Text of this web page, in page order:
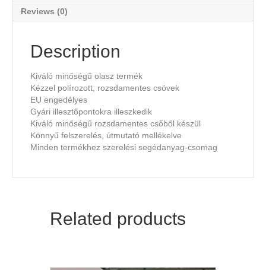
Reviews (0)
Description
Kiváló minőségű olasz termék
Kézzel polírozott, rozsdamentes csövek
EU engedélyes
Gyári illesztőpontokra illeszkedik
Kiváló minőségű rozsdamentes csőből készül
Könnyű felszerelés, útmutató mellékelve
Minden termékhez szerelési segédanyag-csomag
Related products